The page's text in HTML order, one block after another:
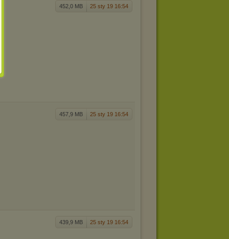
452,0 MB 25 sty 19 16:54
457,9 MB 25 sty 19 16:54
439,9 MB 25 sty 19 16:54